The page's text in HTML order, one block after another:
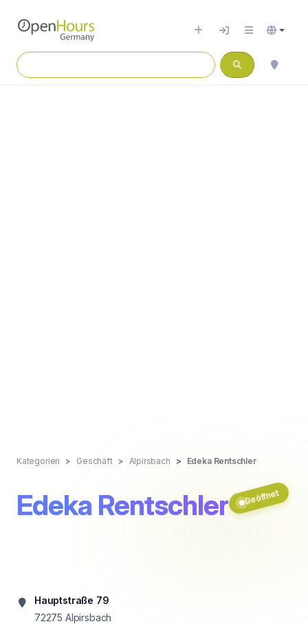
Kategorien Geschäft Alpirsbach Edeka Rentschler
Edeka Rentschler Geöffnet
Hauptstraße 79
72275 Alpirsbach